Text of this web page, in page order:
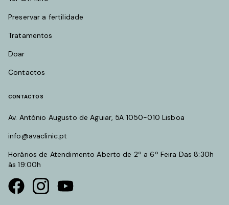
Preservar a fertilidade
Tratamentos
Doar
Contactos
CONTACTOS
Av. António Augusto de Aguiar, 5A 1050-010 Lisboa
info@avaclinic.pt
Horários de Atendimento Aberto de 2º a 6º Feira Das 8:30h
às 19:00h
Visit our Facebook page
Visit our instagram page
Visit our youtube page